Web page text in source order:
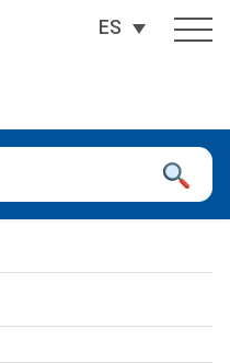
ES